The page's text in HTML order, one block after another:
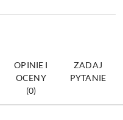
OPINIE I
OCENY
(0)
ZADAJ
PYTANIE